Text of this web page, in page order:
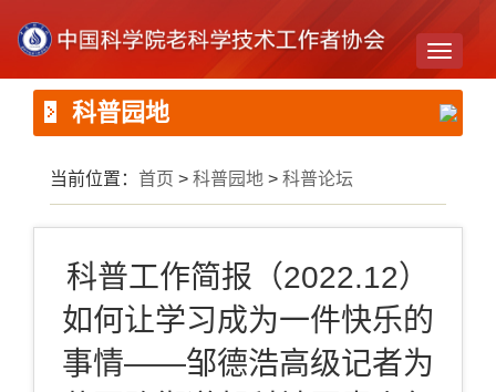
Toggle
科普园地
当前位置： 首页 > 科普园地 > 科普论坛
科普工作简报（2022.12）
如何让学习成为一件快乐的
事情——邹德浩高级记者为